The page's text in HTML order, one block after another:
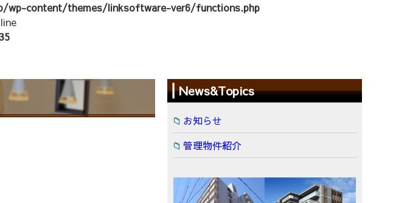
wp-content/themes/linksoftware-ver6/functions.php
News&Topics
お知らせ
管理物件紹介